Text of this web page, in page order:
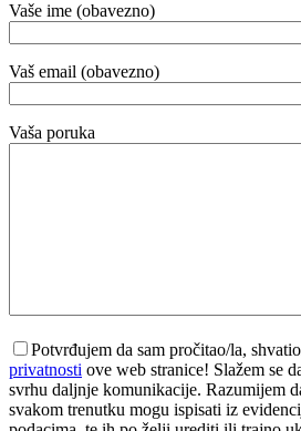
Vaše ime (obavezno)
Vaš email (obavezno)
Vaša poruka
Potvrđujem da sam pročitao/la,
privatnosti ove web stranice! Slažem se
svrhu daljnje komunikacije. Razumijem
svakom trenutku mogu ispisati iz